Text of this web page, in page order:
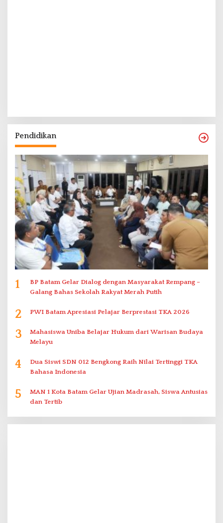
Pendidikan
1
BP Batam Gelar Dialog dengan Masyarakat Rempang –
Galang Bahas Sekolah Rakyat Merah Putih
2 PWI Batam Apresiasi Pelajar Berprestasi TKA 2026
3
Mahasiswa Uniba Belajar Hukum dari Warisan Budaya
Melayu
4
Dua Siswi SDN 012 Bengkong Raih Nilai Tertinggi TKA
Bahasa Indonesia
5
MAN 1 Kota Batam Gelar Ujian Madrasah, Siswa Antusias
dan Tertib